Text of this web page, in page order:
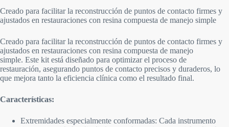
Creado para facilitar la reconstrucción de puntos de contacto firmes y
ajustados en restauraciones con resina compuesta de manejo simple
Creado para facilitar la reconstrucción de puntos de contacto firmes y
ajustados en restauraciones con resina compuesta de manejo
simple. Este kit está diseñado para optimizar el proceso de
restauración, asegurando puntos de contacto precisos y duraderos, lo
que mejora tanto la eficiencia clínica como el resultado final.
Características:
Extremidades especialmente conformadas: Cada instrumento